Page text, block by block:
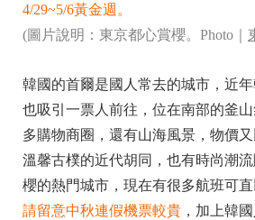
4/29~5/6黃金週。
(圖片說明：東京都心賞櫻。Photo｜
韓國的首爾是國人常去的城市，近
也吸引一票人前往，位在南部的釜
多購物商圈，還有山海風景，物價
溫馨古樸的近代胡同，也有時尚潮
櫻的熱門城市，現在有很多航班可直
請留意中秋連假機票較貴 ，加上韓